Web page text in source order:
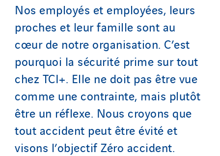
Nos employés et employées, leurs
proches et leur famille sont au
cœur de notre organisation. C’est
pourquoi la sécurité prime sur tout
chez TCI+. Elle ne doit pas être vue
comme une contrainte, mais plutôt
être un réflexe. Nous croyons que
tout accident peut être évité et
visons l’objectif Zéro accident.